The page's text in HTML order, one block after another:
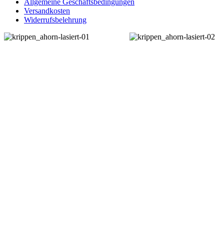
Versandkosten
Widerrufsbelehrung